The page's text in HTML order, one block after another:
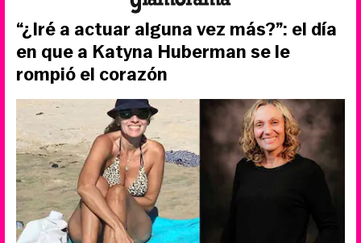
“¿Iré a actuar alguna vez más?”: el día
en que a Katyna Huberman se le
rompió el corazón